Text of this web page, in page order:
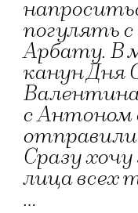
погулять
Арбату. В
канун Дня
с Антоном
Сразу
лица всех
…